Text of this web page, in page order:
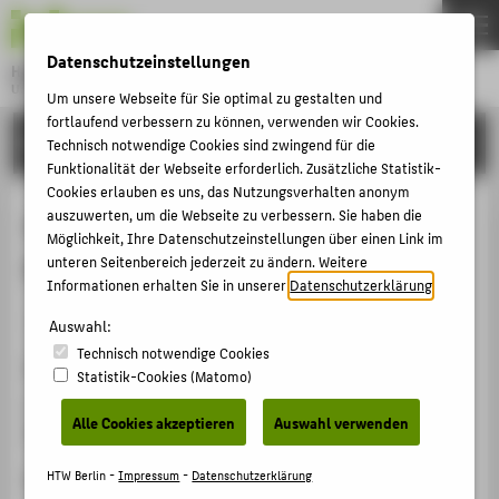
Hochschule für Technik und Wirtschaft Berlin
University of Applied Sciences
Menu
FORSCHUNG
moodlemontag! Der Virtual
Programming Lab (VPL) Fragetyp
Veranstaltungsbeitrag › Vortrag › 2025
Veranstaltung
moodlemontag!
Berlin, 26.05.2025
Homepage
THEMEN
HOCHSCHULE
CAMPUS
STUDIUM
LEHRE
KARRIERE
INTERNATIONAL
INFORMATIONEN FÜR
Datenschutzeinstellungen
Um unsere Webseite für Sie optimal zu gestalten und
fortlaufend verbessern zu können, verwenden wir Cookies.
Technisch notwendige Cookies sind zwingend für die
Funktionalität der Webseite erforderlich. Zusätzliche Statistik-
Cookies erlauben es uns, das Nutzungsverhalten anonym
auszuwerten, um die Webseite zu verbessern. Sie haben die
Möglichkeit, Ihre Datenschutzeinstellungen über einen Link im
unteren Seitenbereich jederzeit zu ändern. Weitere
Informationen erhalten Sie in unsererDatenschutzerklärung
Auswahl:
Technisch notwendige Cookies
Statistik-Cookies (Matomo)
Alle Cookies akzeptieren Auswahl verwenden
HTW Berlin -Impressum- Datenschutzerklärung